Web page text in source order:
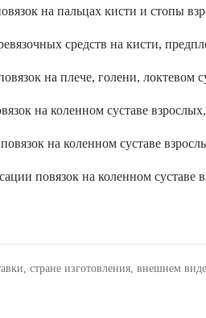
на пальцах кисти и стопы
средств на кисти,
на плече, голени, локтевом
на коленном суставе
на коленном суставе
повязок на коленном суставе
стране изготовления, внешнем